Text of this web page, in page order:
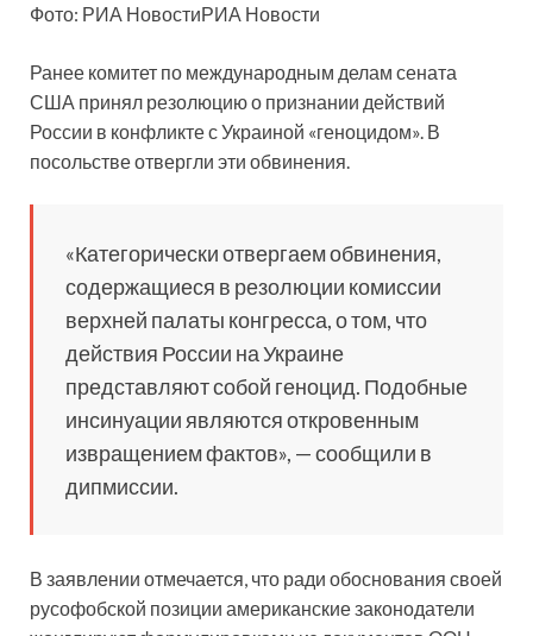
Фото: РИА НовостиРИА Новости
Ранее комитет по международным делам сената
США принял резолюцию о признании действий
России в конфликте с Украиной «геноцидом». В
посольстве отвергли эти обвинения.
«Категорически отвергаем обвинения,
содержащиеся в резолюции комиссии
верхней палаты конгресса, о том, что
действия России на Украине
представляют собой геноцид. Подобные
инсинуации являются откровенным
извращением фактов», — сообщили в
дипмиссии.
В заявлении отмечается, что ради обоснования своей
русофобской позиции американские законодатели